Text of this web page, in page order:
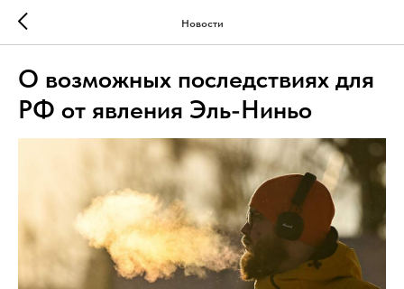
Новости
О возможных последствиях для
РФ от явления Эль-Ниньо